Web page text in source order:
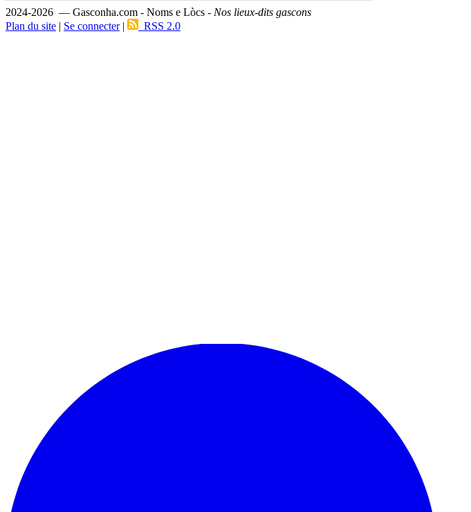
2024-2026 — Gasconha.com - Noms e Lòcs - Nos lieux-dits gascons
Plan du site | Se connecter| RSS 2.0